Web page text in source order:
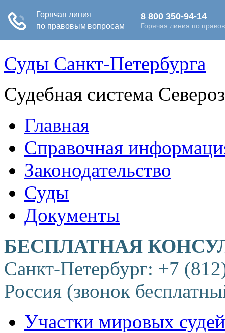
Суды Санкт-Петербурга
Судебная система
Главная
Справочная
Законодательство
Суды
Документы
БЕСПЛАТНАЯ
Санкт-Петербург: +7
Россия (звонок
Участки мировых судей